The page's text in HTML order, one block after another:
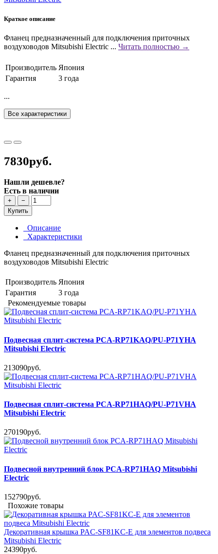
Краткое описание
Фланец предназначенный для подключения приточных
воздуховодов Mitsubishi Electric ... Читать полностью →
Производитель Япония
Гарантия
3 года
...
Все характеристики
7830руб.
Нашли дешевле?
Есть в наличии
+
−
Купить
Описание
Характеристики
Фланец предназначенный для подключения приточных
воздуховодов Mitsubishi Electric
Производитель Япония
Гарантия
3 года
Рекомендуемые товары
Подвесная сплит-система PCA-RP71KAQ/PU-P71YHA
Mitsubishi Electric
213090руб.
Подвесная сплит-система PCA-RP71HAQ/PU-P71VHA
Mitsubishi Electric
270190руб.
Подвесной внутренний блок PCA-RP71HAQ Mitsubishi
Electric
152790руб.
Похожие товары
Декоративная крышка PAC-SF81KC-E для элементов подвеса
Mitsubishi Electric
24390руб.